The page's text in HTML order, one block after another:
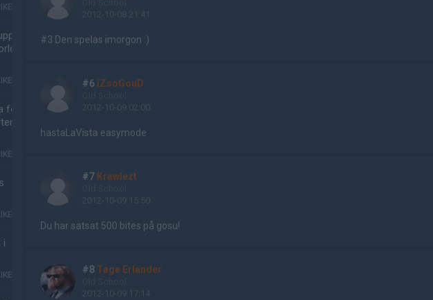
i
för
i
2012-10-08 21:41
#3 Den spelas imorgon :)
#6 iZsoGouD
2012-10-09 02:00
hastaLaVista easymode
#7 Krawlezt
2012-10-09 15:50
Du har satsat 500 bites på gosu!
#8 Tage Erlander
2012-10-09 17:14